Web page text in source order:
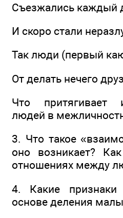
Съезжались каждый
И скоро стали
Так люди (первый
От делать нечего
Что притягивает
людей в
3. Что такое
оно возникает?
отношениях между
4. Какие
основе деления